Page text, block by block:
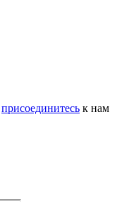
присоединитесь к нам